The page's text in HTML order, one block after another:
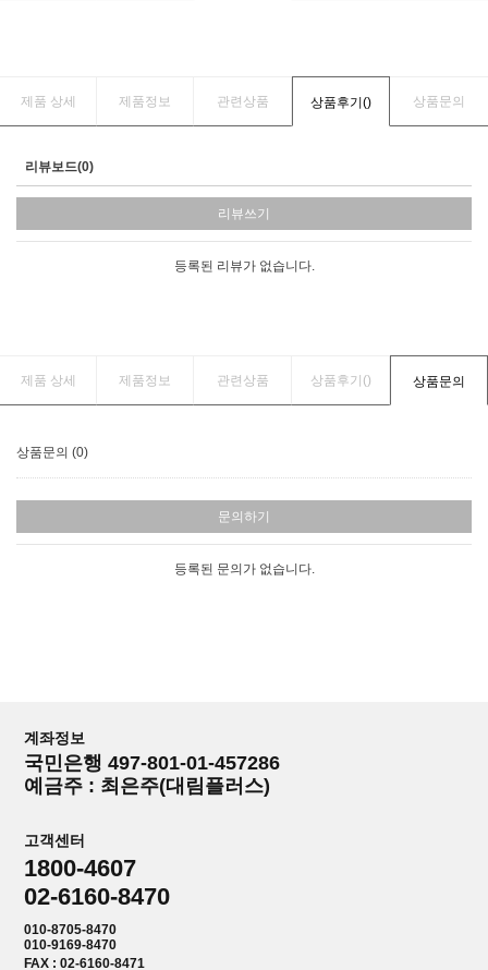
제품 상세 제품정보 관련상품 상품후기() 상품문의
리뷰보드(0)
리뷰쓰기
등록된 리뷰가 없습니다.
제품 상세 제품정보 관련상품 상품후기() 상품문의
상품문의 (0)
문의하기
등록된 문의가 없습니다.
계좌정보
국민은행 497-801-01-457286
예금주 : 최은주(대림플러스)
고객센터
1800-4607
02-6160-8470
010-8705-8470
010-9169-8470
FAX : 02-6160-8471